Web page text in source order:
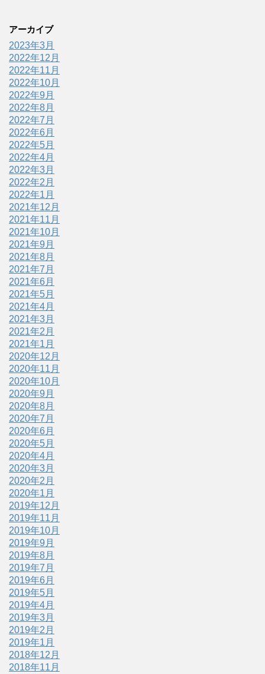
アーカイブ
2023年3月
2022年12月
2022年11月
2022年10月
2022年9月
2022年8月
2022年7月
2022年6月
2022年5月
2022年4月
2022年3月
2022年2月
2022年1月
2021年12月
2021年11月
2021年10月
2021年9月
2021年8月
2021年7月
2021年6月
2021年5月
2021年4月
2021年3月
2021年2月
2021年1月
2020年12月
2020年11月
2020年10月
2020年9月
2020年8月
2020年7月
2020年6月
2020年5月
2020年4月
2020年3月
2020年2月
2020年1月
2019年12月
2019年11月
2019年10月
2019年9月
2019年8月
2019年7月
2019年6月
2019年5月
2019年4月
2019年3月
2019年2月
2019年1月
2018年12月
2018年11月